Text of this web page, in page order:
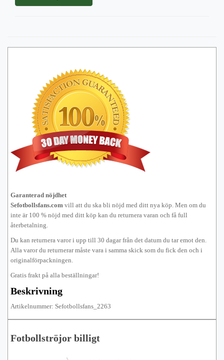
Garanterad nöjdhet
Sefotbollsfans.com vill att du ska bli nöjd med ditt nya köp. Men om du
inte är 100 % nöjd med ditt köp kan du returnera varan och få full
återbetalning.
Du kan returnera varor i upp till 30 dagar från det datum du tar emot den.
Alla varor du returnerar måste vara i samma skick som du fick den och i
originalförpackningen.
Gratis frakt på alla beställningar!
Beskrivning
Artikelnummer: Sefotbollsfans_2263
Fotbollströjor billigt